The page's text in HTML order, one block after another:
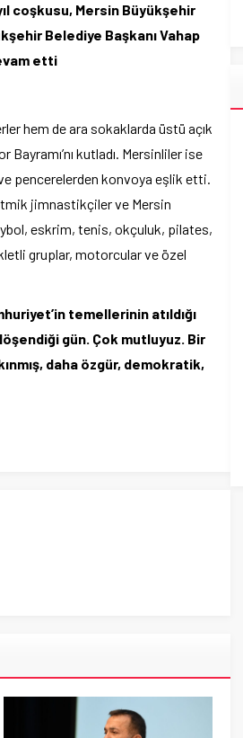
coşkusu, Mersin Büyükşehir
Belediye Başkanı Vahap
etti
hem de ara sokaklarda üstü açık
kutladı. Mersinliler ise
pencerelerden konvoya eşlik etti.
jimnastikçiler ve Mersin
eskrim, tenis, okçuluk, pilates,
gruplar, motorcular ve özel
temellerinin atıldığı
gün. Çok mutluyuz. Bir
daha özgür, demokratik,